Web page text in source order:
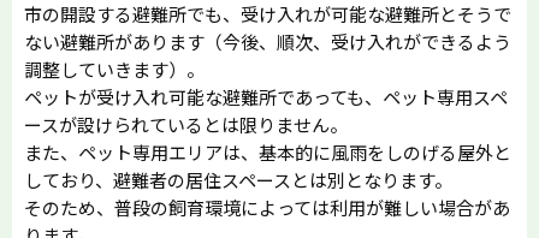
市の開設する避難所でも、受け入れが可能な避難所とそうで
ない避難所があります（今後、順次、受け入れができるよう
調整していきます）。
ペットが受け入れ可能な避難所であっても、ペット専用スペ
ースが設けられているとは限りません。
また、ペット専用エリアは、基本的に風雨をしのげる屋外と
しており、避難者の居住スペースとは別となります。
そのため、普段の飼育環境によっては利用が難しい場合があ